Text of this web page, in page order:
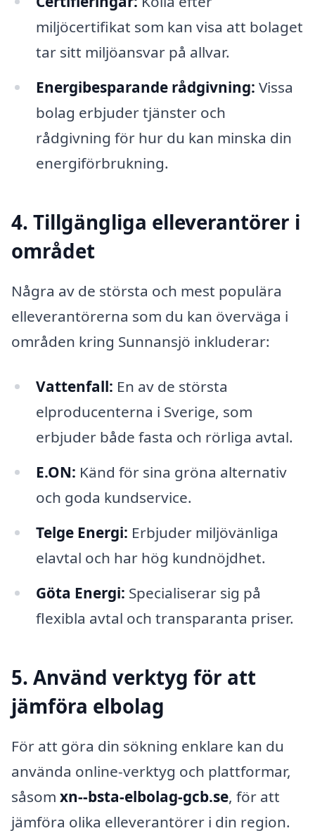
miljöcertifikat som kan visa att bolaget
tar sitt miljöansvar på allvar.
Energibesparande rådgivning: Vissa
bolag erbjuder tjänster och
rådgivning för hur du kan minska din
energiförbrukning.
4. Tillgängliga elleverantörer i
området
Några av de största och mest populära
elleverantörerna som du kan överväga i
områden kring Sunnansjö inkluderar:
Vattenfall: En av de största
elproducenterna i Sverige, som
erbjuder både fasta och rörliga avtal.
E.ON: Känd för sina gröna alternativ
och goda kundservice.
Telge Energi: Erbjuder miljövänliga
elavtal och har hög kundnöjdhet.
Göta Energi: Specialiserar sig på
flexibla avtal och transparanta priser.
5. Använd verktyg för att
jämföra elbolag
För att göra din sökning enklare kan du
använda online-verktyg och plattformar,
såsom xn--bsta-elbolag-gcb.se, för att
jämföra olika elleverantörer i din region.